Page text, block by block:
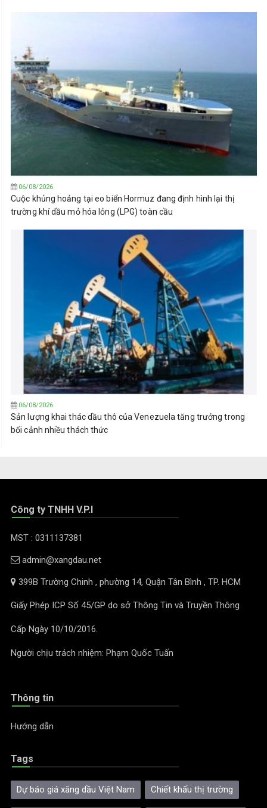
06/08/2026
Cuộc khủng hoảng tại eo biển Hormuz đang định hình lại thị
trường khí dầu mỏ hóa lỏng (LPG) toàn cầu
06/08/2026
Sản lượng khai thác dầu thô của Venezuela tăng trưởng trong
bối cảnh nhiều thách thức
Công ty TNHH V.P.I
MST : 0311137381
admin@xangdau.net
399B Trường Chinh , phường 14, Quận Tân Bình , TP. HCM
Giấy Phép ICP Số 45/GP do sở Thông Tin và Truyền Thông
Cấp Ngày 10/10/2016.
Người chịu trách nhiệm: Phạm Quốc Tuấn
Thông tin
Hướng dẫn
Tags
Dự báo giá xăng dầu Việt Nam Chiết khấu thị trường